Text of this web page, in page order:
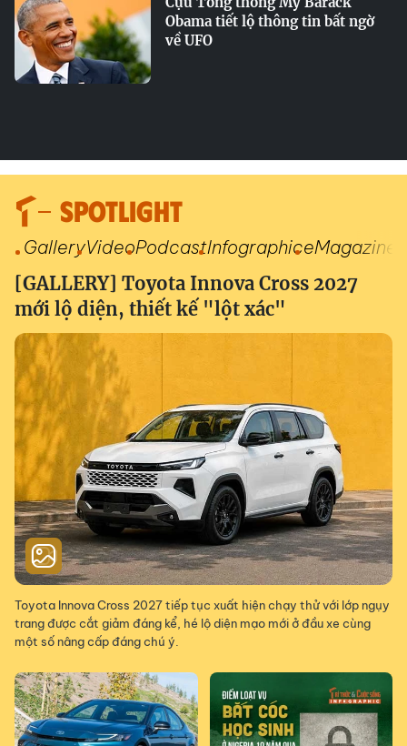
Obama tiết lộ thông tin bất ngờ
về UFO
SPOTLIGHT
GalleryVideoPodcastInfographiceMagazine
[GALLERY] Toyota Innova Cross 2027
mới lộ diện, thiết kế "lột xác"
Toyota Innova Cross 2027 tiếp tục xuất hiện chạy thử với lớp ngụy
trang được cắt giảm đáng kể, hé lộ diện mạo mới ở đầu xe cùng
một số nâng cấp đáng chú ý.